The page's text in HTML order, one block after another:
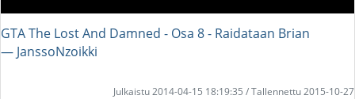
GTA The Lost And Damned - Osa 8 - Raidataan Brian
― JanssoNzoikki
Julkaistu 2014-04-15 18:19:35 / Tallennettu 2015-10-27